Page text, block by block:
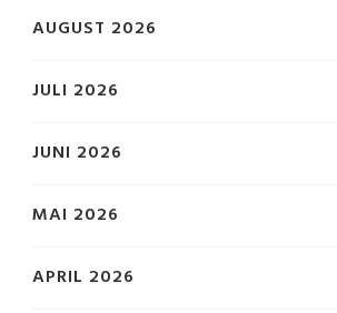
AUGUST 2026
JULI 2026
JUNI 2026
MAI 2026
APRIL 2026